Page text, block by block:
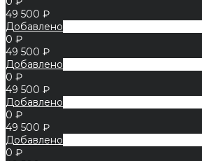
49 500 ₽
Добавлено
0 ₽
49 500 ₽
Добавлено
0 ₽
49 500 ₽
Добавлено
0 ₽
49 500 ₽
Добавлено
0 ₽